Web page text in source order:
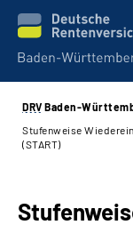
Beratung und
Online-Services
DRV Baden-
Stufenweise
(START)